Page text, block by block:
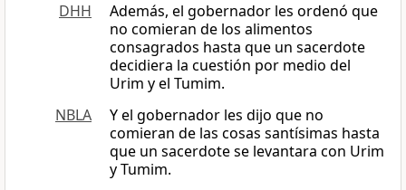
DHH
Además, el gobernador les ordenó que
no comieran de los alimentos
consagrados hasta que un sacerdote
decidiera la cuestión por medio del
Urim y el Tumim.
NBLA
Y el gobernador les dijo que no
comieran de las cosas santísimas hasta
que un sacerdote se levantara con Urim
y Tumim.